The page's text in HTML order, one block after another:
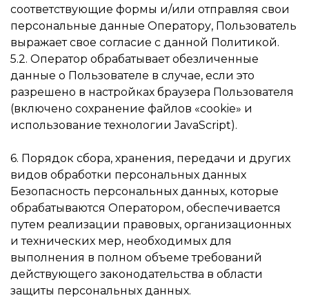
соответствующие формы и/или отправляя свои
персональные данные Оператору, Пользователь
выражает свое согласие с данной Политикой.
5.2. Оператор обрабатывает обезличенные
данные о Пользователе в случае, если это
разрешено в настройках браузера Пользователя
(включено сохранение файлов «cookie» и
использование технологии JavaScript).
6. Порядок сбора, хранения, передачи и других
видов обработки персональных данных
Безопасность персональных данных, которые
обрабатываются Оператором, обеспечивается
путем реализации правовых, организационных
и технических мер, необходимых для
выполнения в полном объеме требований
действующего законодательства в области
защиты персональных данных.